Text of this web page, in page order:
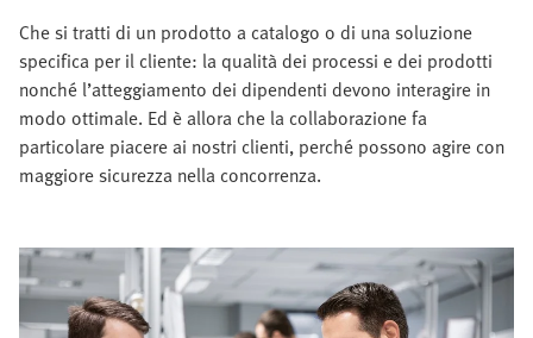
Che si tratti di un prodotto a catalogo o di una soluzione
specifica per il cliente: la qualità dei processi e dei prodotti
nonché l’atteggiamento dei dipendenti devono interagire in
modo ottimale. Ed è allora che la collaborazione fa
particolare piacere ai nostri clienti, perché possono agire con
maggiore sicurezza nella concorrenza.